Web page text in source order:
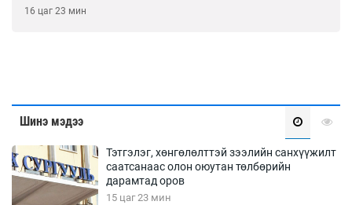
дата төв байгуулахаар төлөвлөж байна
Шинэ мэдээ
Тэтгэлэг, хөнгөлөлттэй зээлийн санхүүжилт
саатсанаас олон оюутан төлбөрийн
дарамтад оров
15 цаг 23 мин